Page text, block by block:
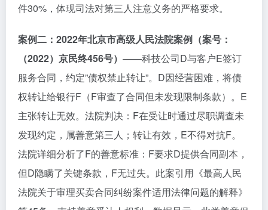
件30%，体现司法对第三人注意义务的严格要求。
案例二：2022年北京市高级人民法院案例（案号：
（2022）京民终456号） ——科技公司D与客户E签订
服务合同，约定”债权禁止转让”。D因经营困难，将债
权转让给银行F（F审查了合同但未发现限制条款）。E
主张转让无效。法院判决：F在受让时通过尽职调查未
发现约定，属善意第三人；转让有效，E不得对抗F。
法院详细分析了F的善意标准：F要求D提供合同副本，
但D隐瞒了关键条款，F无过失。此案引用《最高人民
法院关于审理买卖合同纠纷案件适用法律问题的解释》